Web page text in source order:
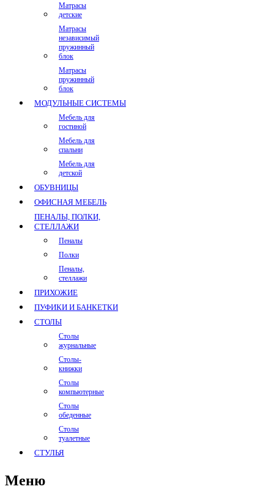
Матрасы
детские
Матрасы
независимый
пружинный
блок
Матрасы
пружинный
блок
МОДУЛЬНЫЕ СИСТЕМЫ
Мебель для
гостиной
Мебель для
спальни
Мебель для
детской
ОБУВНИЦЫ
ОФИСНАЯ МЕБЕЛЬ
ПЕНАЛЫ, ПОЛКИ,
СТЕЛЛАЖИ
Пеналы
Полки
Пеналы,
стеллажи
ПРИХОЖИЕ
ПУФИКИ И БАНКЕТКИ
СТОЛЫ
Столы
журнальные
Столы-
книжки
Столы
компьютерные
Столы
обеденные
Столы
туалетные
СТУЛЬЯ
Меню